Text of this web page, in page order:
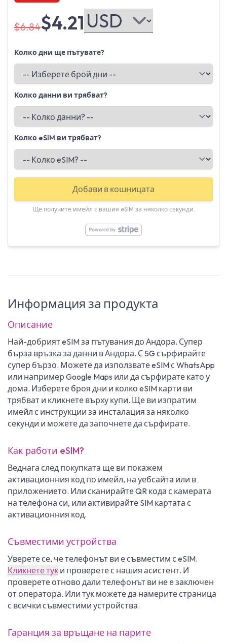
$6.84$4.21
Колко дни ще пътувате?
Колко данни ви трябват?
Колко eSIM ви трябват?
Добави в кошницата
Ще получите имейл с вашия eSIM за няколко секунди.
Информация за продукта
Описание
Най-добрият eSIM за пътувания до Андора. Супер
бърза връзка за данни в Андора. С 5G сърфирайте
супер бързо. Можете да използвате eSIM с WhatsApp
или например Google Maps или да сърфирате като у
дома. Изберете броя дни и колко eSIM карти ви
трябват и кликнете върху купи. Ще ви изпратим
имейл с инструкции за инсталация за няколко
секунди и можете да започнете да сърфирате.
Как работи eSIM?
Веднага след покупката ще ви покажем
активационния код по имейл, на уебсайта или в
приложението. Или сканирайте QR кода с камерата
на телефона си, или активирайте SIM картата с
активационния код.
Съвместими устройства
Уверете се, че телефонът ви е съвместим с eSIM.
Кликнете тук и проверете с нашия асистент. И
проверете отново дали телефонът ви не е заключен
от оператора. Или тук можете да намерите страница
с всички съвместими устройства.
Гаранция за връщане на парите